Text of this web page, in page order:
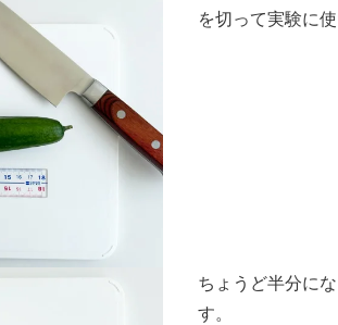
を切って実験に使
ちょうど半分に
す。